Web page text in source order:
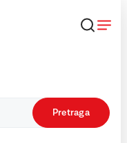
Pretraga